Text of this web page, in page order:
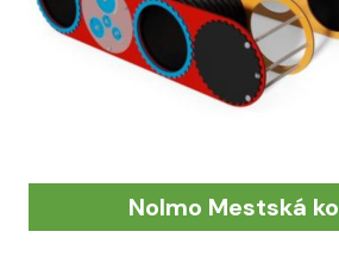
Nolmo Mestská